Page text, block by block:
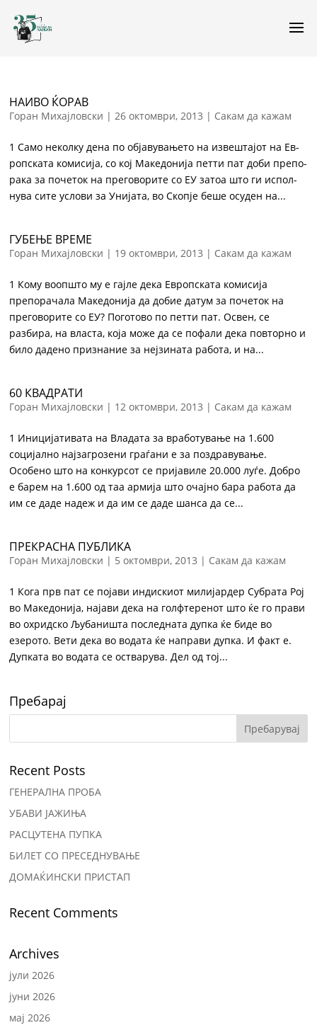
НА­И­ВО ЌО­РАВ
Горан Михајловски |26 октомври, 2013 | Сакам да кажам
1 Са­мо не­кол­ку де­на по об­ја­ву­ва­ње­то на из­веш­та­јот на Ев­
роп­ска­та ко­ми­си­ја, со кој Ма­ке­до­ни­ја пет­ти пат до­би пре­по­
ра­ка за по­че­ток на пре­го­во­ри­те со ЕУ за­тоа што ги ис­пол­
ну­ва си­те ус­ло­ви за Унијата, во Скоп­је бе­ше осу­ден на...
ГУБЕЊЕ ВРЕМЕ
Горан Михајловски | 19 октомври, 2013 | Сакам да кажам
1 Кому воопшто му е гајле дека Европската комисија
препорачала Македонија да добие датум за почеток на
преговорите со ЕУ? Поготово по петти пат. Освен, се
разбира, на власта, која може да се пофали дека повторно и
било дадено признание за нејзината работа, и на...
60 КВАДРАТИ
Горан Михајловски | 12 октомври, 2013 | Сакам да кажам
1 Иницијативата на Владата за вработување на 1.600
социјално најзагрозени граѓани е за поздравување.
Особено што на конкурсот се пријавиле 20.000 луѓе. Добро
е барем на 1.600 од таа армија што очајно бара работа да
им се даде надеж и да им се даде шанса да се...
ПРЕКРАСНА ПУБЛИКА
Горан Михајловски | 5 октомври, 2013 | Сакам да кажам
1 Кога прв пат се појави индискиот милијардер Субрата Рој
во Македонија, најави дека на голфтеренот што ќе го прави
во охридско Љубаништа последната дупка ќе биде во
езерото. Вети дека во водата ќе направи дупка. И факт е.
Дупката во водата се остварува. Дел од тој...
Пребарај
Recent Posts
ГЕНЕРАЛНА ПРОБА
УБАВИ ЈАЖИЊА
РАСЦУТЕНА ПУПКА
БИЛЕТ СО ПРЕСЕДНУВАЊЕ
ДОМАЌИНСКИ ПРИСТАП
Recent Comments
Archives
јули 2026
јуни 2026
мај 2026